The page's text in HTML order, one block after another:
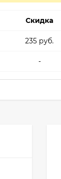
Скидка
235 руб.
-